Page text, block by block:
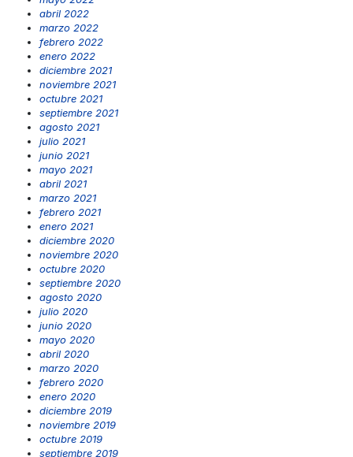
abril 2022
marzo 2022
febrero 2022
enero 2022
diciembre 2021
noviembre 2021
octubre 2021
septiembre 2021
agosto 2021
julio 2021
junio 2021
mayo 2021
abril 2021
marzo 2021
febrero 2021
enero 2021
diciembre 2020
noviembre 2020
octubre 2020
septiembre 2020
agosto 2020
julio 2020
junio 2020
mayo 2020
abril 2020
marzo 2020
febrero 2020
enero 2020
diciembre 2019
noviembre 2019
octubre 2019
septiembre 2019